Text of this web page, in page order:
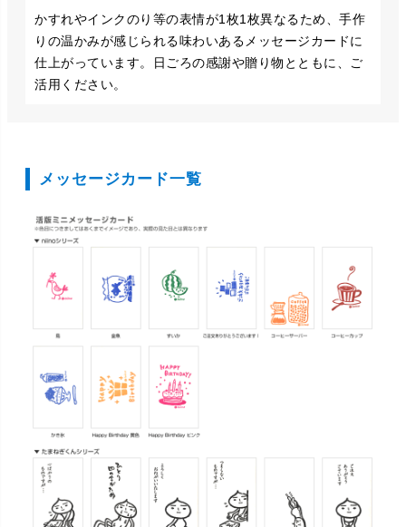
かすれやインクのり等の表情が1枚1枚異なるため、手作
りの温かみが感じられる味わいあるメッセージカードに
仕上がっています。日ごろの感謝や贈り物とともに、ご
活用ください。
メッセージカード一覧